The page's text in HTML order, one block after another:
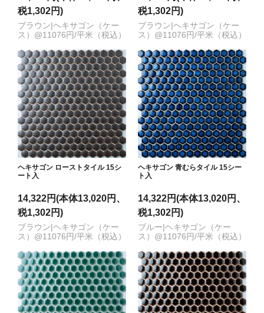
税1,302円)
ブラウン|ヘキサゴン（ケー
ス）@11076円/平米（税込）
税1,302円)
ブラウン|ヘキサゴン（ケー
ス）@11076円/平米（税込）
ヘキサゴン ローストタイル 15シ
ート入
14,322円(本体13,020円、
税1,302円)
ブラウン|ヘキサゴン（ケー
ス）@11076円/平米（税込）
ヘキサゴン 青むらタイル 15シー
ト入
14,322円(本体13,020円、
税1,302円)
ブルー|ヘキサゴン（ケー
ス）@11076円/平米（税込）